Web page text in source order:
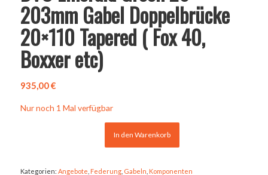
203mm Gabel Doppelbrücke
20×110 Tapered ( Fox 40,
Boxxer etc)
935,00€
Nur noch 1 Mal verfügbar
In den Warenkorb
Kategorien: Angebote Federung, Gabeln Komponenten